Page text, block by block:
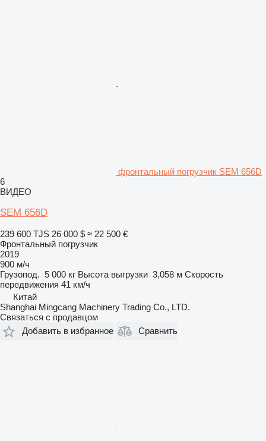
фронтальный погрузчик SEM 656D
6
ВИДЕО
SEM 656D
239 600 TJS 26 000 $ ≈ 22 500 €
Фронтальный погрузчик
2019
900 м/ч
Грузопод. 5 000 кг Высота выгрузки 3,058 м Скорость
передвижения 41 км/ч
Китай
Shanghai Mingcang Machinery Trading Co., LTD.
Связаться с продавцом
Добавить в избранное
Сравнить